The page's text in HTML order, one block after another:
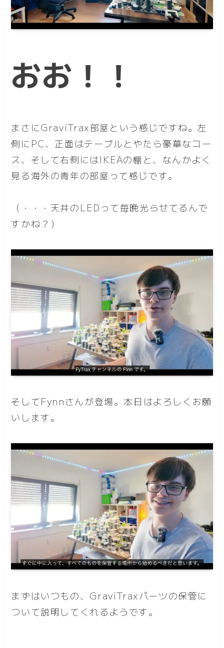
おお！！
まさにGraviTrax部屋という感じですね。左
側にPC、正面はテーブルとやたら豪華なコー
ス、そして右側にはIKEAの棚と、なんかよく
見る海外の青年の部屋って感じです。
（・・・天井のLEDって毎晩光らせてるんで
すかね？）
そしてFynnさんが登場。本日はよろしくお願
いします。
まずはいつもの、GraviTraxパーツの保管に
ついて説明してくれるようです。